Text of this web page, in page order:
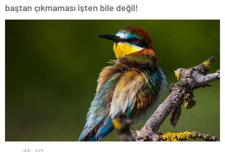
baştan çıkmaması işten bile değil!